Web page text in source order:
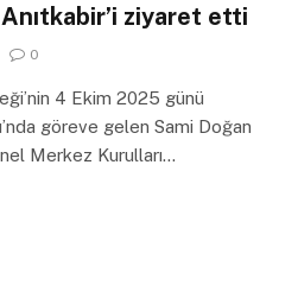
ziyaret etti
0
4 Ekim 2025 günü
göreve gelen Sami Doğan
Merkez Kurulları…